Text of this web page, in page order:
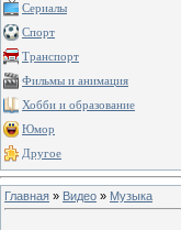
Сериалы
Спорт
Транспорт
Фильмы и анимация
Хобби и образование
Юмор
Другое
Главная » Видео » Музыка